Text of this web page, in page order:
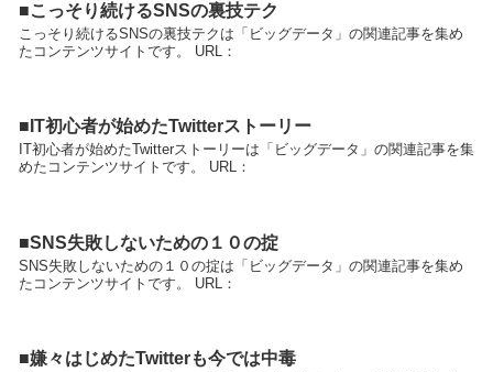
■こっそり続けるSNSの裏技テク
こっそり続けるSNSの裏技テクは「ビッグデータ」の関連記事を集め
たコンテンツサイトです。 URL：
■IT初心者が始めたTwitterストーリー
IT初心者が始めたTwitterストーリーは「ビッグデータ」の関連記事を集
めたコンテンツサイトです。 URL：
■SNS失敗しないための１０の掟
SNS失敗しないための１０の掟は「ビッグデータ」の関連記事を集め
たコンテンツサイトです。 URL：
■嫌々はじめたTwitterも今では中毒